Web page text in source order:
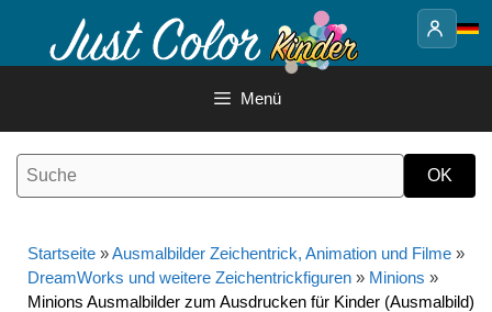
Inhalt
Menü
Startseite »Ausmalbilder Zeichentrick, Animation und Filme »
DreamWorks und weitere Zeichentrickfiguren » Minions »
Minions Ausmalbilder zum Ausdrucken für Kinder (Ausmalbild)